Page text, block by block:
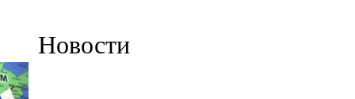
91,5 FM
Новости